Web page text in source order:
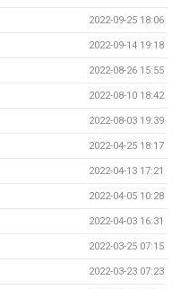
2022-09-25 18:06
2022-09-14 19:18
2022-08-26 15:55
2022-08-10 18:42
2022-08-03 19:39
2022-04-25 18:17
2022-04-13 17:21
2022-04-05 10:28
2022-04-03 16:31
2022-03-25 07:15
2022-03-23 07:23